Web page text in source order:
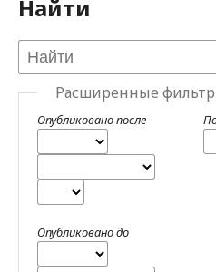
Найти
Расширенные
Опубликовано после
Опубликовано до